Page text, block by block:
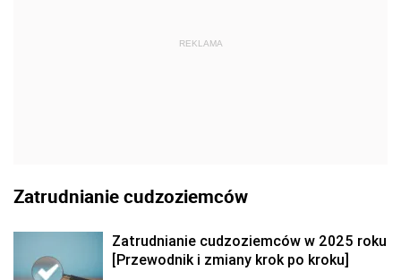
REKLAMA
Zatrudnianie cudzoziemców
Zatrudnianie cudzoziemców w 2025 roku
[Przewodnik i zmiany krok po kroku]